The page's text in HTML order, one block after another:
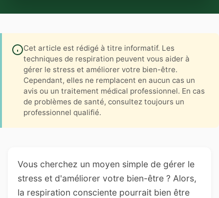
Cet article est rédigé à titre informatif. Les
techniques de respiration peuvent vous aider à
gérer le stress et améliorer votre bien-être.
Cependant, elles ne remplacent en aucun cas un
avis ou un traitement médical professionnel. En cas
de problèmes de santé, consultez toujours un
professionnel qualifié.
Vous cherchez un moyen simple de gérer le
stress et d'améliorer votre bien-être ? Alors,
la respiration consciente pourrait bien être